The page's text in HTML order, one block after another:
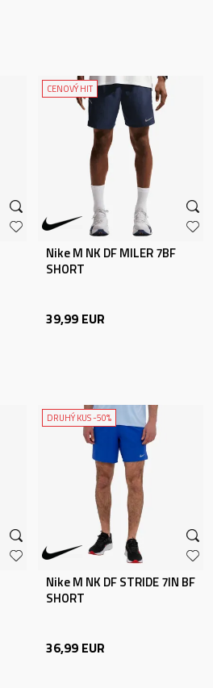
CENOVÝ HIT
Nike M NK DF MILER 7BF
SHORT
39,99 EUR
DRUHÝ KUS -50%
Nike M NK DF STRIDE 7IN BF
SHORT
36,99 EUR